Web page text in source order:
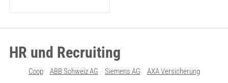
HR und Recruiting
Coop ABB Schweiz AG Siemens AG
AXA Versicherung